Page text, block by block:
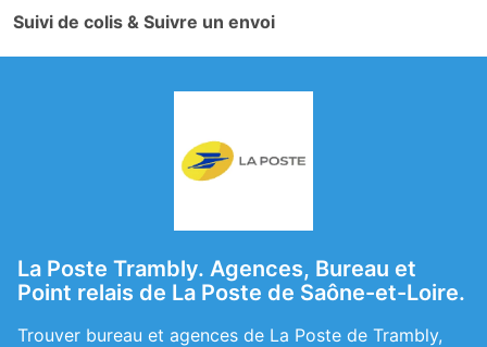
Suivi de colis & Suivre un envoi
La Poste Trambly. Agences, Bureau et
Point relais de La Poste de Saône-et-Loire.
Trouver bureau et agences de La Poste de Trambly,